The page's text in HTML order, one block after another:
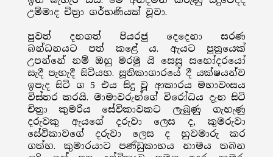
උම්මාද චිත්‍රා ගර්භණියක් වූවා.
පුවත් දනගත් පියරජු දෙදෙනා සරණ
බන්ධනයට පත් කළේ ය. ඇයට පුත්‍රයෙක්
උපන්නේ නම් ඔහු මරමු යි සෙසු සහෝදරයෝ
සැදී පැහැදී සිටියහ. සූතිකාගාරයේ දී යක්ෂයන්ව
ඉපැද සිටි ග 5 එය සිදු වූ ආකාරය මහාවංසය
විස්තර කරයි. මාමාවරුන්ගේ විරෝධය දැන සිටි
චිත්‍රා කුමරිය සේවිකාවකට ලැබුණු ගැහැණු
දරුවකු ඇයගේ දරුවා ලෙස ද, කුමරුවා
සේවිකාවගේ දරුවා ලෙස ද හුවමාරු කර
ගත්හ. කුමාරයාට පණ්ඩුකාභය නාමය තබන